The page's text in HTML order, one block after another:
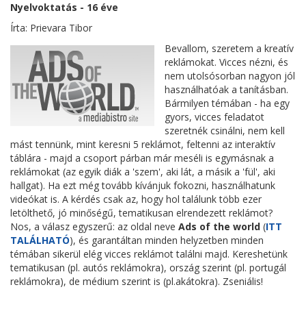
Nyelvoktatás - 16 éve
Írta: Prievara Tibor
Bevallom, szeretem a kreatív
reklámokat. Vicces nézni, és
nem utolsósorban nagyon jól
használhatóak a tanításban.
Bármilyen témában - ha egy
gyors, vicces feladatot
szeretnék csinálni, nem kell
mást tennünk, mint keresni 5 reklámot, feltenni az interaktív
táblára - majd a csoport párban már meséli is egymásnak a
reklámokat (az egyik diák a 'szem', aki lát, a másik a 'fül', aki
hallgat). Ha ezt még tovább kívánjuk fokozni, használhatunk
videókat is. A kérdés csak az, hogy hol találunk több ezer
letölthető, jó minőségű, tematikusan elrendezett reklámot?
Nos, a válasz egyszerű: az oldal neve Ads of the world (ITT
TALÁLHATÓ), és garantáltan minden helyzetben minden
témában sikerül elég vicces reklámot találni majd. Kereshetünk
tematikusan (pl. autós reklámokra), ország szerint (pl. portugál
reklámokra), de médium szerint is (pl.akátokra). Zseniális!